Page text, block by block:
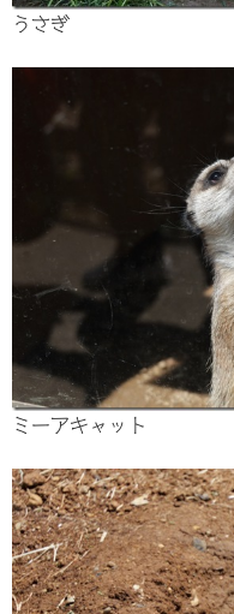
うさぎ
ミーアキャット